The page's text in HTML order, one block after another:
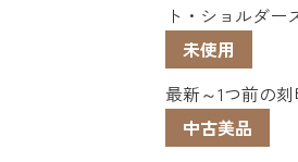
ト・ショルダー
未使用
最新～1つ前の
中古美品